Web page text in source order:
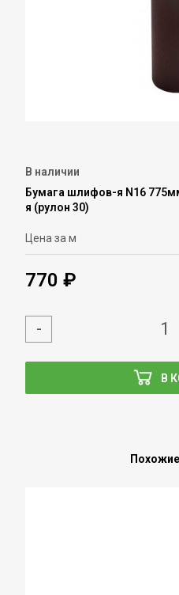
В наличии
Бумага шлифов-я N16
я (рулон 30)
Цена за м
770 ₽
В
-